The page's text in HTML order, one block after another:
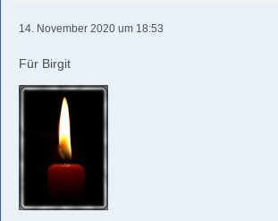
14. November 2020 um 18:53
Für Birgit